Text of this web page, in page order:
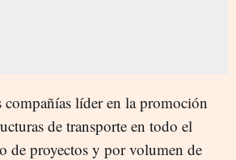
compañías líder en la promoción
de transporte en todo el
de proyectos y por volumen de